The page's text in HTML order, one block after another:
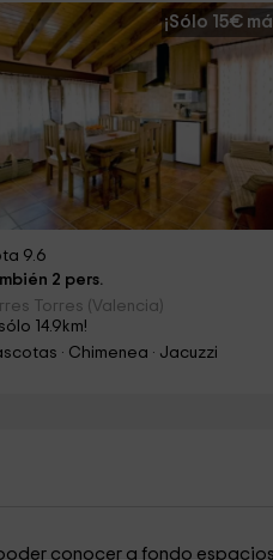
¡Sólo 15€
9.6
2 pers.
Torres (Valencia)
sólo 14.9km!
· Chimenea · Jacuzzi
conocer a fondo